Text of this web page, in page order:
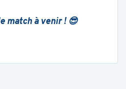
match à venir ! 😎